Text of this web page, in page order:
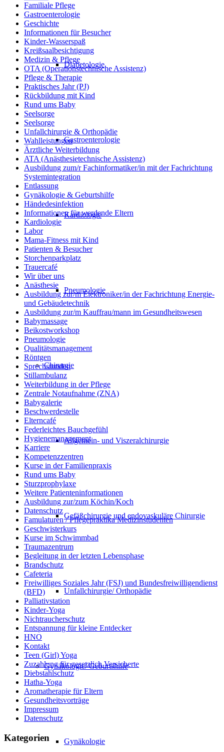
Diabetologie
Gastroenterologie
Kardiologie
Pneumologie
Chirurgie
Allgemein- und Viszeralchirurgie
Gefäßchirurgie und endovaskuläre Chirurgie
Unfallchirurgie/ Orthopädie
Gynäkologie/ Geburtshilfe
Gynäkologie
Familiale Pflege
Gastroenterologie
Geschichte
Informationen für Besucher
Kinder-Wasserspaß
Kreißsaalbesichtigung
Medizin & Pflege
OTA (Operationstechnische Assistenz)
Pflege & Therapie
Praktisches Jahr (PJ)
Rückbildung mit Kind
Rund ums Baby
Seelsorge
Seelsorge
Unfallchirurgie & Orthopädie
Wahlleistungen
Ärztliche Weiterbildung
ATA (Anästhesietechnische Assistenz)
Ausbildung zum/r Fachinformatiker/in mit der Fachrichtung
Systemintegration
Entlassung
Gynäkologie & Geburtshilfe
Händedesinfektion
Informationen für werdende Eltern
Kardiologie
Labor
Mama-Fitness mit Kind
Patienten & Besucher
Storchenparkplatz
Trauercafé
Wir über uns
Anästhesie
Ausbildung zur/m Elektroniker/in der Fachrichtung Energie-
und Gebäudetechnik
Ausbildung zur/m Kauffrau/mann im Gesundheitswesen
Babymassage
Beikostworkshop
Pneumologie
Qualitätsmanagement
Röntgen
Sprechstunden
Stillambulanz
Weiterbildung in der Pflege
Zentrale Notaufnahme (ZNA)
Babygalerie
Beschwerdestelle
Elterncafé
Federleichtes Bauchgefühl
Hygienemanagement
Karriere
Kompetenzzentren
Kurse in der Familienpraxis
Rund ums Baby
Sturzprophylaxe
Weitere Patienteninformationen
Ausbildung zur/zum Köchin/Koch
Datenschutz
Famulaturen / Pflegepraktika Medizinstudenten
Geschwisterkurs
Kurse im Schwimmbad
Traumazentrum
Begleitung in der letzten Lebensphase
Brandschutz
Cafeteria
Freiwilliges Soziales Jahr (FSJ) und Bundesfreiwilligendienst
(BFD)
Palliativstation
Kinder-Yoga
Nichtraucherschutz
Entspannung für kleine Entdecker
HNO
Kontakt
Teen (Girl) Yoga
Zuzahlung für gesetzlich Versicherte
Diebstahlschutz
Hatha-Yoga
Aromatherapie für Eltern
Gesundheitsvorträge
Impressum
Datenschutz
Kategorien